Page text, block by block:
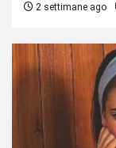
2 settimane ago